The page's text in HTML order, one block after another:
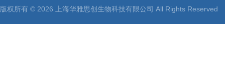
版权所有 © 2026 上海华雅思创生物科技有限公司 All Rights